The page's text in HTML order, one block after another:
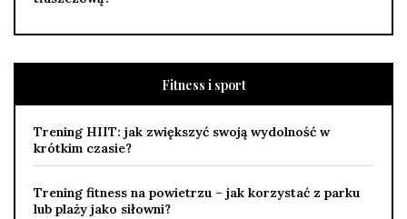
Fitness i sport
Trening HIIT: jak zwiększyć swoją wydolność w
krótkim czasie?
Trening fitness na powietrzu – jak korzystać z parku
lub plaży jako siłowni?